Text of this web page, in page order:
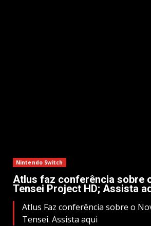
Nintendo Switch
Atlus faz conferência sobre
Tensei Project HD; Assista
Atlus Faz conferência sobre o
Tensei. Assista aqui